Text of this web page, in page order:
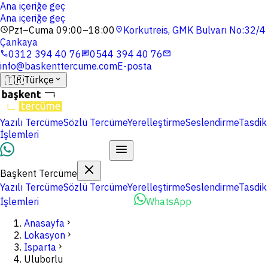
Ana içeriğe geç
Ana içeriğe geç
schedulePzt–Cuma 09:00–18:00 location_onKorkutreis, GMK Bulvarı No:32/4
Çankaya
phone0312 394 40 76chat0544 394 40 76mail
info@baskenttercume.comE-posta
🇹🇷Türkçe expand_more
Yazılı TercümeSözlü TercümeYerelleştirmeSeslendirmeTasdik
İşlemleri
Başkent Tercüme
Yazılı TercümeSözlü TercümeYerelleştirmeSeslendirmeTasdik
İşlemleri
WhatsApp
Anasayfa chevron_right
Lokasyon chevron_right
Isparta chevron_right
Uluborlu